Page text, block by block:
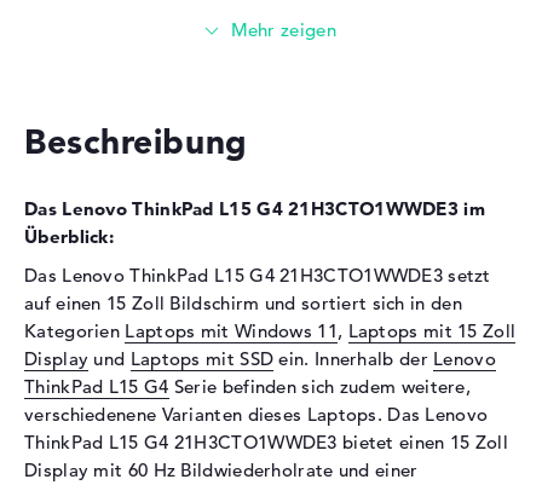
Optische Speicher
Display
Display-Typ
15,6" TFT
Max. Auflösung
1920 x 1080
Auflösungstyp
Full-HD
Bildwiederholrate
60 Hz
Besonderheiten
Multi-Touchscreen, matt,
LED-Hintergrundbeleuchtung,
IPS Panel
Beschreibung
Das Lenovo ThinkPad L15 G4 21H3CTO1WWDE3 im
Überblick:
Das Lenovo ThinkPad L15 G4 21H3CTO1WWDE3 setzt
auf einen 15 Zoll Bildschirm und sortiert sich in den
Kategorien Laptops mit Windows 11, Laptops mit 15 Zoll
Display und Laptops mit SSD ein. Innerhalb der Lenovo
ThinkPad L15 G4 Serie befinden sich zudem weitere,
verschiedenene Varianten dieses Laptops. Das Lenovo
ThinkPad L15 G4 21H3CTO1WWDE3 bietet einen 15 Zoll
Display mit 60 Hz Bildwiederholrate und einer